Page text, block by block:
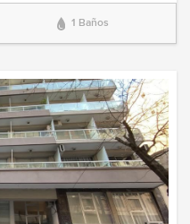
1 Baños